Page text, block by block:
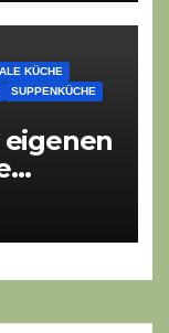
KÜCHE
SUPPENKÜCHE
eigenen